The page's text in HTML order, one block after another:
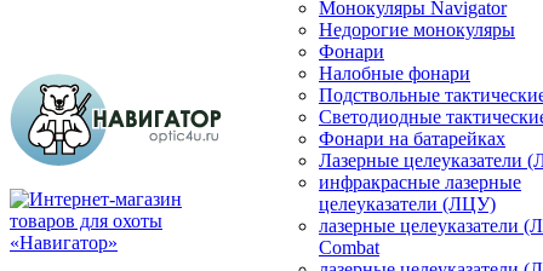
Монокуляры Navigator
Недорогие монокуляры
Фонари
Налобные фонари
Подствольные
Светодиодные
Фонари на батарейках
Лазерные целеуказатели
инфракрасные лазерные
целеуказатели (ЛЦУ)
лазерные целеуказатели
Combat